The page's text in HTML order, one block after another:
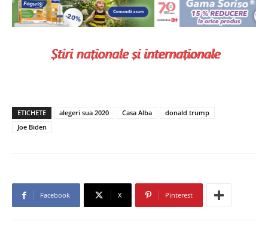
ETICHETE alegeri sua 2020 Casa Alba
donald trump
Joe Biden
Facebook X Pinterest